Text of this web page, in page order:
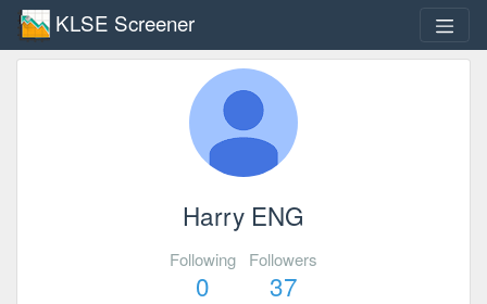
KLSE Screener
Harry ENG
Following
0
Followers
37